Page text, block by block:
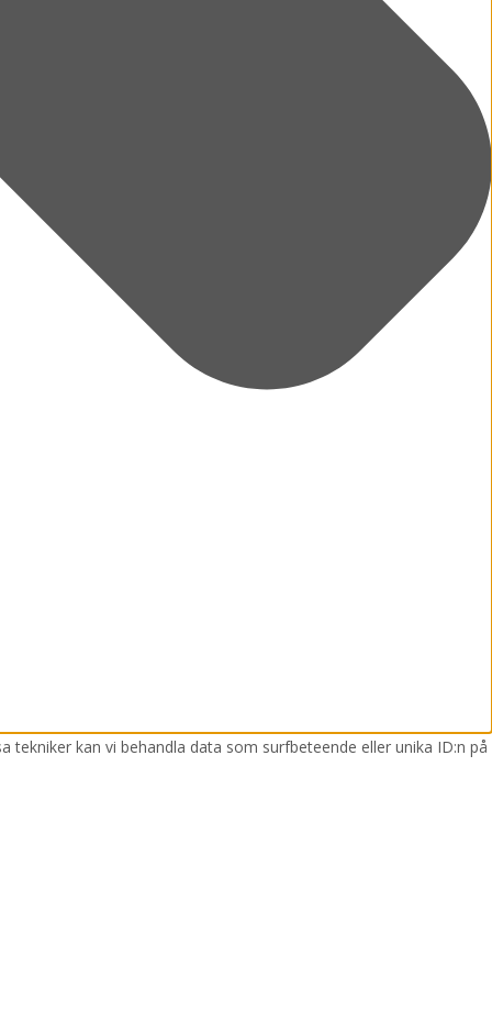
kan vi behandla data som surfbeteende eller unika ID:n på